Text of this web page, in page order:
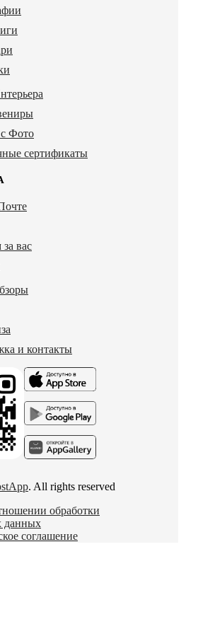
Фото
сертификаты
вас
и контакты
. All rights reserved
обработки
данных
соглашение